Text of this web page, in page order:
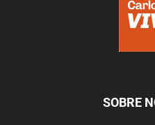
SOBRE